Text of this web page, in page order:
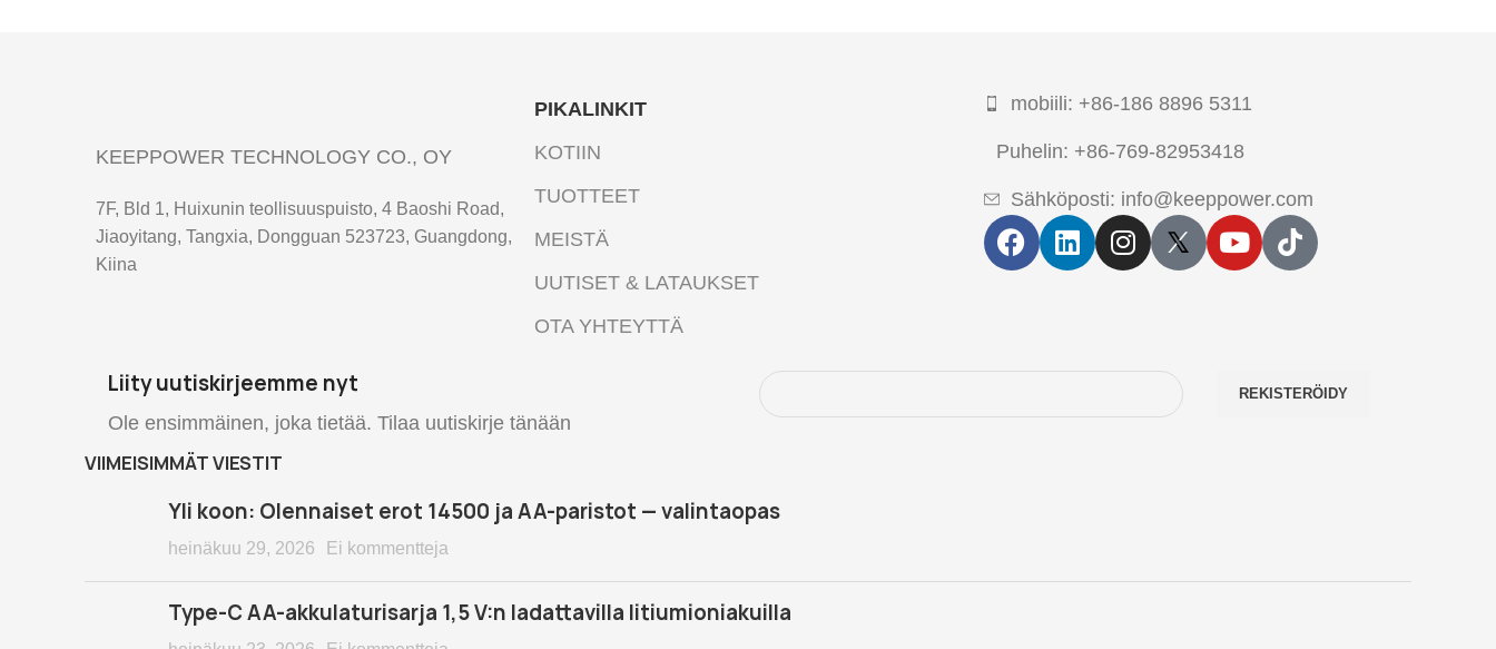
KEEPPOWER TECHNOLOGY CO., OY
7F, Bld 1, Huixunin teollisuuspuisto, 4 Baoshi Road,
Jiaoyitang, Tangxia, Dongguan 523723, Guangdong,
Kiina
PIKALINKIT
KOTIIN
TUOTTEET
MEISTÄ
UUTISET & LATAUKSET
OTA YHTEYTTÄ
mobiili: +86-186 8896 5311
Puhelin: +86-769-82953418
Sähköposti: info@keeppower.com
Liity uutiskirjeemme nyt
Ole ensimmäinen, joka tietää. Tilaa uutiskirje tänään
VIIMEISIMMÄT VIESTIT
Yli koon: Olennaiset erot 14500 ja AA-paristot — valintaopas
heinäkuu 29, 2026 Ei kommentteja
Type-C AA-akkulaturisarja 1,5 V:n ladattavilla litiumioniakuilla